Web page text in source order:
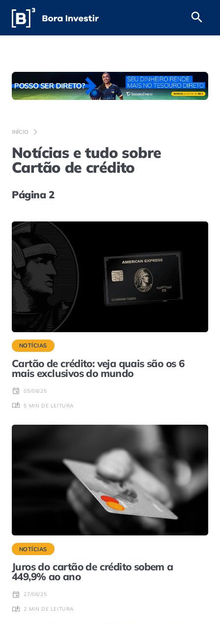
INÍCIO
Notícias e tudo sobre
Cartão de crédito
Página 2
NOTÍCIAS
Cartão de crédito: veja quais são os 6
mais exclusivos do mundo
05/08/25
5 MIN DE LEITURA
NOTÍCIAS
Juros do cartão de crédito sobem a
449,9% ao ano
27/06/25
2 MIN DE LEITURA